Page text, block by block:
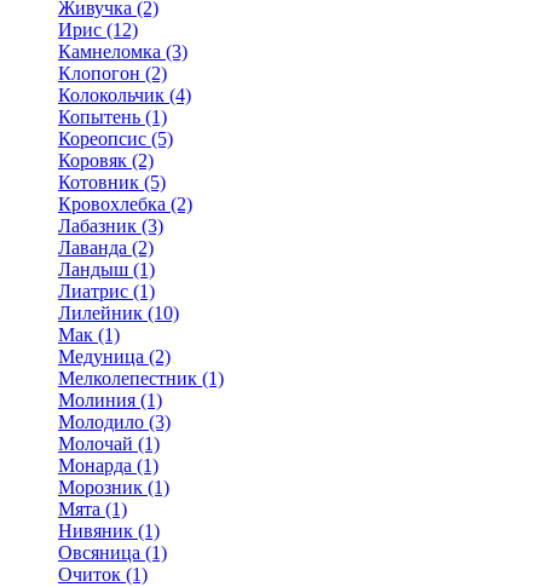
Живучка (2)
Ирис (12)
Камнеломка (3)
Клопогон (2)
Колокольчик (4)
Копытень (1)
Кореопсис (5)
Коровяк (2)
Котовник (5)
Кровохлебка (2)
Лабазник (3)
Лаванда (2)
Ландыш (1)
Лиатрис (1)
Лилейник (10)
Мак (1)
Медуница (2)
Мелколепестник (1)
Молиния (1)
Молодило (3)
Молочай (1)
Монарда (1)
Морозник (1)
Мята (1)
Нивяник (1)
Овсяница (1)
Очиток (1)